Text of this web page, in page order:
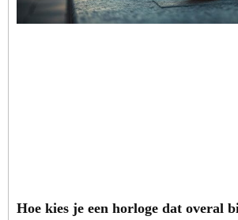
Hoe kies je een horloge dat overal